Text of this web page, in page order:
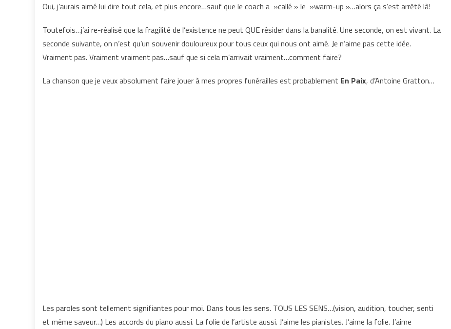
Oui, j’aurais aimé lui dire tout cela, et plus encore…sauf que le coach a »callé » le »warm-up »…alors ça s’est arrêté là!
Toutefois…j’ai re-réalisé que la fragilité de l’existence ne peut QUE résider dans la banalité. Une seconde, on est vivant. La
seconde suivante, on n’est qu’un souvenir douloureux pour tous ceux qui nous ont aimé. Je n’aime pas cette idée.
Vraiment pas. Vraiment vraiment pas…sauf que si cela m’arrivait vraiment…comment faire?
La chanson que je veux absolument faire jouer à mes propres funérailles est probablement En Paix, d’Antoine Gratton…
Les paroles sont tellement signifiantes pour moi. Dans tous les sens. TOUS LES SENS…(vision, audition, toucher, senti
et même saveur…) Les accords du piano aussi. La folie de l’artiste aussi. J’aime les pianistes. J’aime la folie. J’aime